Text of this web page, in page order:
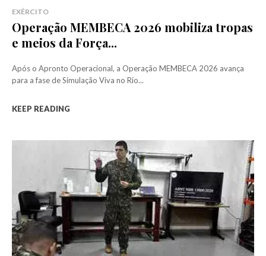
EXÉRCITO
Operação MEMBECA 2026 mobiliza tropas
e meios da Força...
Após o Apronto Operacional, a Operação MEMBECA 2026 avança
para a fase de Simulação Viva no Rio...
KEEP READING